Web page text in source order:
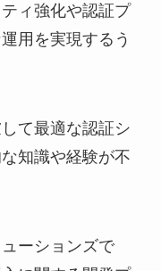
ィ強化や認証プ
用を実現するう
て最適な認証シ
知識や経験が不
ーションズで